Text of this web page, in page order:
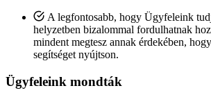
A legfontosabb, hogy Ügyfeleink
helyzetben bizalommal fordulhatnak
mindent megtesz annak érdekében,
segítséget nyújtson.
Ügyfeleink mondták